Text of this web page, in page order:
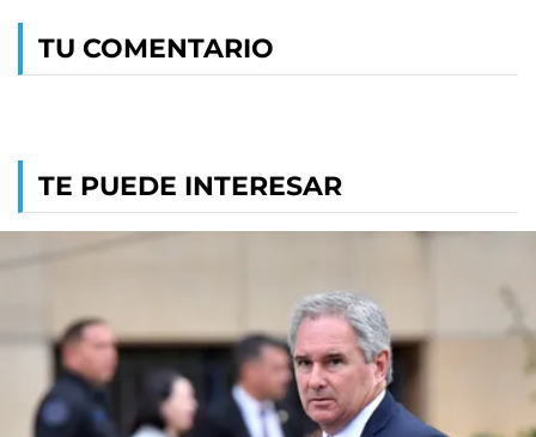
TU COMENTARIO
TE PUEDE INTERESAR